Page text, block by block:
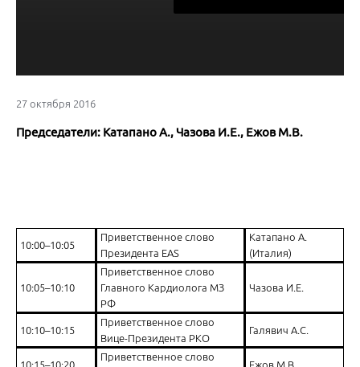
27 октября 2016
Председатели: Катапано А., Чазова И.Е., Ежов М.В.
10:00–10:05
Приветственное слово
Президента EAS
Катапано А.
(Италия)
10:05–10:10
Приветственное слово
Главного Кардиолога МЗ
РФ
Чазова И.Е.
10:10–10:15
Приветственное слово
Вице-Президента РКО
Галявич А.С.
10:15–10:20
Приветственное слово
Ежов М.В.